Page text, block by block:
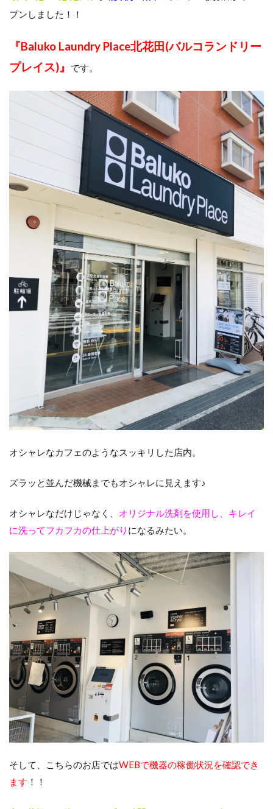
プンしました！！
『Baluko Laundry Place北花田(バルコランドリー
プレイス)』
です。
オシャレなカフェのようなスッキリした店内。
ズラッと並んだ機械までもオシャレに見えます♪
オシャレなだけじゃなく、 オリジナル洗剤を使用し、キレイ
に洗ってフカフカの仕上がり になるみたい。
そして、こちらのお店ではWEBで機器の稼働状況を確認でき
ます ！！